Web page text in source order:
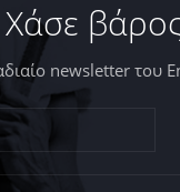
Χάσε
newsletter του